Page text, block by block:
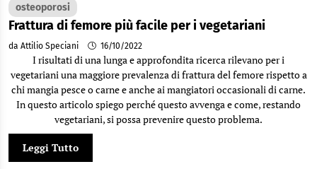
osteoporosi
Frattura di femore più facile per i vegetariani
da Attilio Speciani 16/10/2022
I risultati di una lunga e approfondita ricerca rilevano per i
vegetariani una maggiore prevalenza di frattura del femore rispetto a
chi mangia pesce o carne e anche ai mangiatori occasionali di carne.
In questo articolo spiego perché questo avvenga e come, restando
vegetariani, si possa prevenire questo problema.
Leggi Tutto